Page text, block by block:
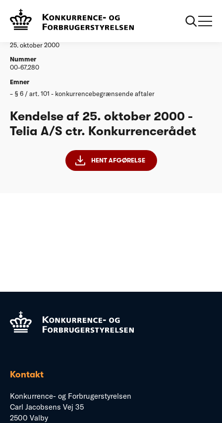
Afgørelser
25. oktober 2000
Nummer
00-67.280
Emner
§ 6 / art. 101 - konkurrencebegrænsende aftaler
Kendelse af 25. oktober 2000 -
Telia A/S ctr. Konkurrencerådet
HENT AFGØRELSE
Kontakt
Konkurrence- og Forbrugerstyrelsen
Carl Jacobsens Vej 35
2500 Valby